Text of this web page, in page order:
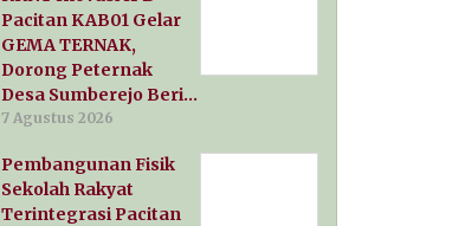
Pacitan KAB01 Gelar
GEMA TERNAK,
Dorong Peternak
Desa Sumberejo Beri…
7 Agustus 2026
Pembangunan Fisik
Sekolah Rakyat
Terintegrasi Pacitan